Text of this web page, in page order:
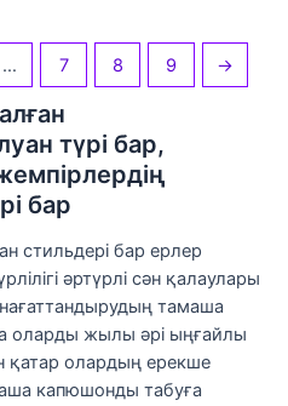
… 7 8 9 →
түрі бар,
бар
стильдері бар ерлер
әртүрлі сән қалаулары
тамаша
оларды жылы әрі ыңғайлы
қатар олардың ерекше
капюшонды табуға